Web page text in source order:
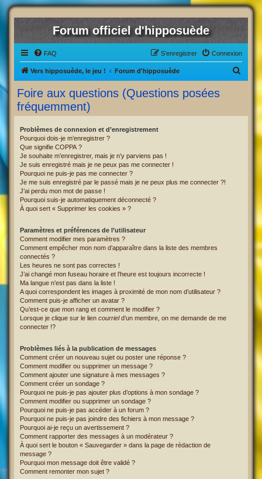
Forum officiel d'hipposuède
FAQ Connexion
S’enregistrer
Vers hipposuède, le jeu ! Forum d'hipposuède
Foire aux questions (Questions posées
fréquemment)
Problèmes de connexion et d’enregistrement
Pourquoi dois-je m’enregistrer ?
Que signifie COPPA ?
Je souhaite m’enregistrer, mais je n’y parviens pas !
Je suis enregistré mais je ne peux pas me connecter !
Pourquoi ne puis-je pas me connecter ?
Je me suis enregistré par le passé mais je ne peux plus me connecter ?!
J’ai perdu mon mot de passe !
Pourquoi suis-je automatiquement déconnecté ?
À quoi sert « Supprimer les cookies » ?
Paramètres et préférences de l’utilisateur
Comment modifier mes paramètres ?
Comment empêcher mon nom d’apparaître dans la liste des membres
connectés ?
Les heures ne sont pas correctes !
J’ai changé mon fuseau horaire et l’heure est toujours incorrecte !
Ma langue n’est pas dans la liste !
A quoi correspondent les images à proximité de mon nom d’utilisateur ?
Comment puis-je afficher un avatar ?
Qu’est-ce que mon rang et comment le modifier ?
Lorsque je clique sur le lien courrield’un membre, on me demande de me
connecter !?
Problèmes liés à la publication de messages
Comment créer un nouveau sujet ou poster une réponse ?
Comment modifier ou supprimer un message ?
Comment ajouter une signature à mes messages ?
Comment créer un sondage ?
Pourquoi ne puis-je pas ajouter plus d’options à mon sondage ?
Comment modifier ou supprimer un sondage ?
Pourquoi ne puis-je pas accéder à un forum ?
Pourquoi ne puis-je pas joindre des fichiers à mon message ?
Pourquoi ai-je reçu un avertissement ?
Comment rapporter des messages à un modérateur ?
À quoi sert le bouton « Sauvegarder » dans la page de rédaction de
message ?
Pourquoi mon message doit être validé ?
Comment remonter mon sujet ?